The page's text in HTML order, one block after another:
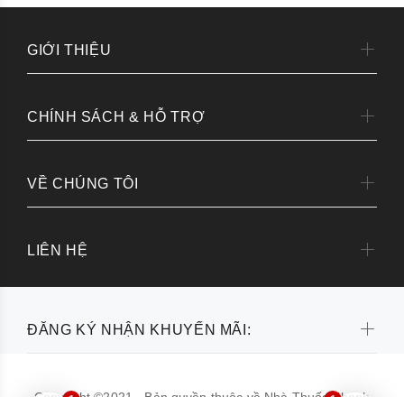
ĐĂNG KÝ NHẬN KHUYẾN MÃI:
GIỚI THIỆU
CHÍNH SÁCH & HỖ TRỢ
VỀ CHÚNG TÔI
LIÊN HỆ